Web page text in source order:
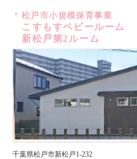
松戸市小規模保育事業
こすもすベビールーム
新松戸第2ルーム
千葉県松戸市新松戸1-232